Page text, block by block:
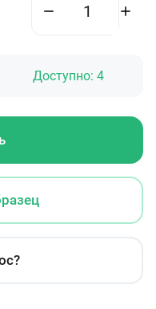
Доступно: 4